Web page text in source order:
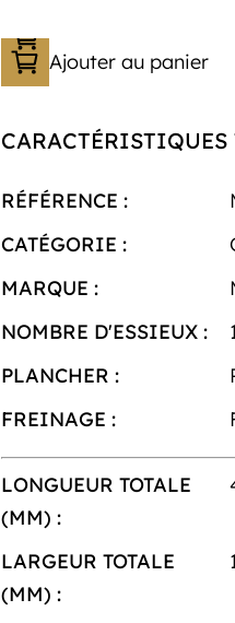
Ajouter au panier
RÉFÉRENCE :
CATÉGORIE :
MARQUE :
NOMBRE D'ESSIEUX :
PLANCHER :
FREINAGE :
LONGUEUR TOTALE
(MM) :
LARGEUR TOTALE
(MM) :